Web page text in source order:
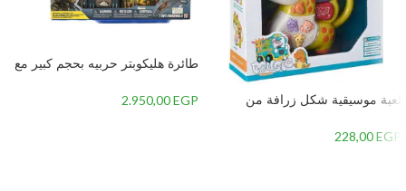
لعبة موسيقية شكل زرافة من
228,00EGP
طائرة هليكوبتر حربيه بحجم كبير مع
2.950,00EGP